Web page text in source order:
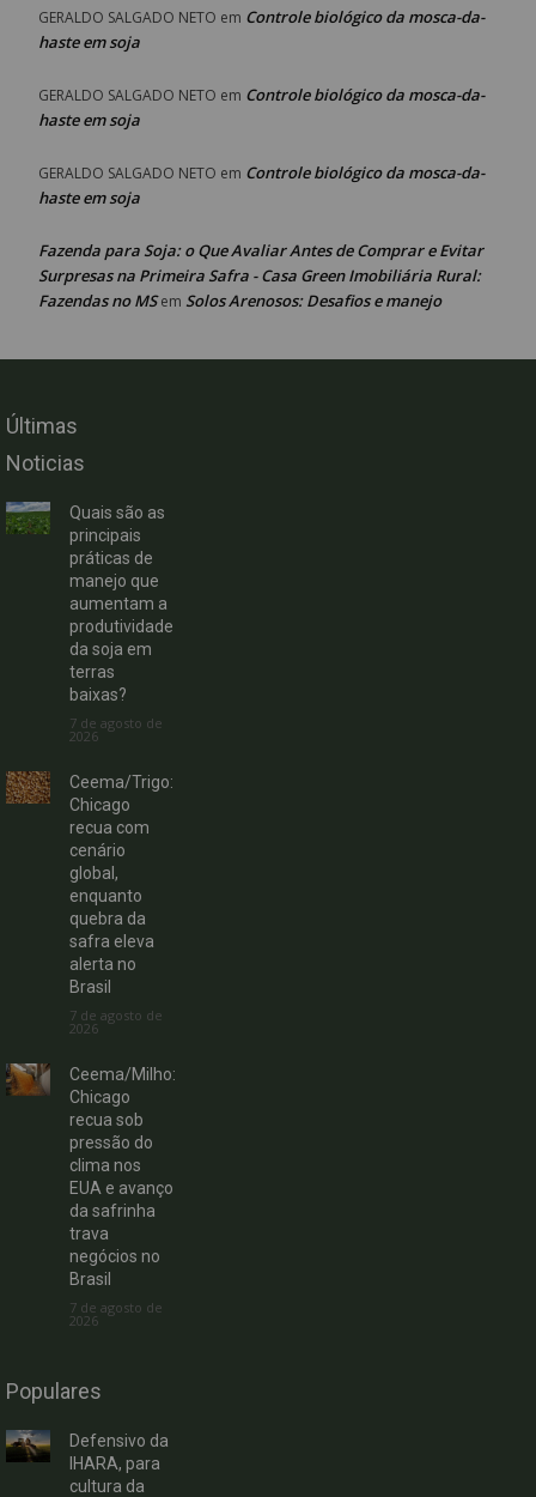
GERALDO SALGADO NETO em Controle biológico da mosca-da-
haste em soja
GERALDO SALGADO NETO em Controle biológico da mosca-da-
haste em soja
GERALDO SALGADO NETO em Controle biológico da mosca-da-
haste em soja
Fazenda para Soja: o Que Avaliar Antes de Comprar e Evitar
Surpresas na Primeira Safra - Casa Green Imobiliária Rural:
Fazendas no MSem Solos Arenosos: Desafios e manejo
Últimas
Noticias
Quais são as
principais
práticas de
manejo que
aumentam a
produtividade
da soja em
terras
baixas?
7 de agosto de
2026
Ceema/Trigo:
Chicago
recua com
cenário
global,
enquanto
quebra da
safra eleva
alerta no
Brasil
7 de agosto de
2026
Ceema/Milho:
Chicago
recua sob
pressão do
clima nos
EUA e avanço
da safrinha
trava
negócios no
Brasil
7 de agosto de
2026
Populares
Defensivo da
IHARA, para
cultura da